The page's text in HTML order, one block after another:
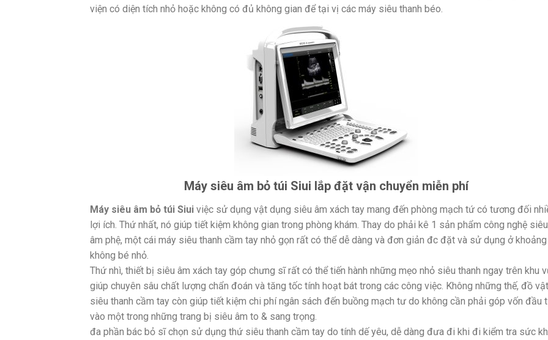
viện có diện tích nhỏ hoặc không có đủ không gian để tại vị các máy siêu thanh béo.
Máy siêu âm bỏ túi Siui lắp đặt vận chuyển miễn phí
Máy siêu âm bỏ túi Siui việc sử dụng vật dụng siêu âm xách tay mang đến phòng mạch tứ có tương đối
lợi ích. Thứ nhất, nó giúp tiết kiệm không gian trong phòng khám. Thay do phải kê 1 sản phẩm công nghệ siêu
âm phệ, một cái máy siêu thanh cầm tay nhỏ gọn rất có thể dễ dàng và đơn giản đc đặt và sử dụng ở khoảng
không bé nhỏ.
Thứ nhì, thiết bị siêu âm xách tay góp chưng sĩ rất có thể tiến hành những mẹo nhỏ siêu thanh ngay trên khu
giúp chuyên sâu chất lượng chẩn đoán và tăng tốc tính hoạt bát trong các công việc. Không những thế, đồ vật
siêu thanh cầm tay còn giúp tiết kiệm chi phí ngân sách đến buồng mạch tư do không cần phải góp vốn đầu
vào một trong những trang bị siêu âm to & sang trọng.
đa phần bác bỏ sĩ chọn sử dụng thứ siêu thanh cầm tay do tính dế yêu, dễ dàng đưa đi khi đi kiểm tra sức